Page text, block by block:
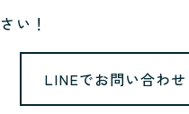
い！
LINEでお問い合わせ